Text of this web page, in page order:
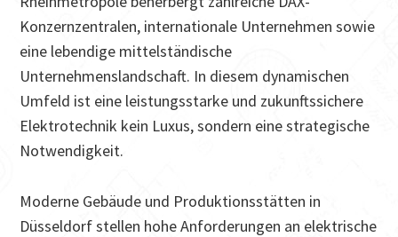
Konzernzentralen, internationale Unternehmen sowie
eine lebendige mittelständische
Unternehmenslandschaft. In diesem dynamischen
Umfeld ist eine leistungsstarke und zukunftssichere
Elektrotechnik kein Luxus, sondern eine strategische
Notwendigkeit.
Moderne Gebäude und Produktionsstätten in
Düsseldorf stellen hohe Anforderungen an elektrische